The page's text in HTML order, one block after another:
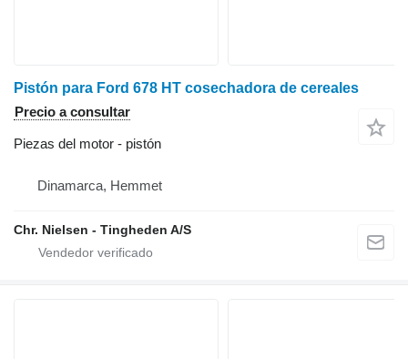
Pistón para Ford 678 HT cosechadora de cereales
Precio a consultar
Piezas del motor - pistón
Dinamarca, Hemmet
Chr. Nielsen - Tingheden A/S